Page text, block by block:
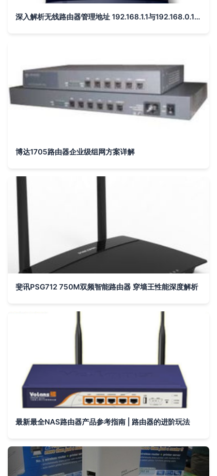
深入解析无线路由器管理地址 192.168.1.1与192.168.0.1的差异与设置技巧
博达1705路由器企业级组网方案详解
斐讯PSG712 750M双频智能路由器 穿墙王性能深度解析
最新最全NAS路由器产品参考指南 | 路由器的进阶玩法